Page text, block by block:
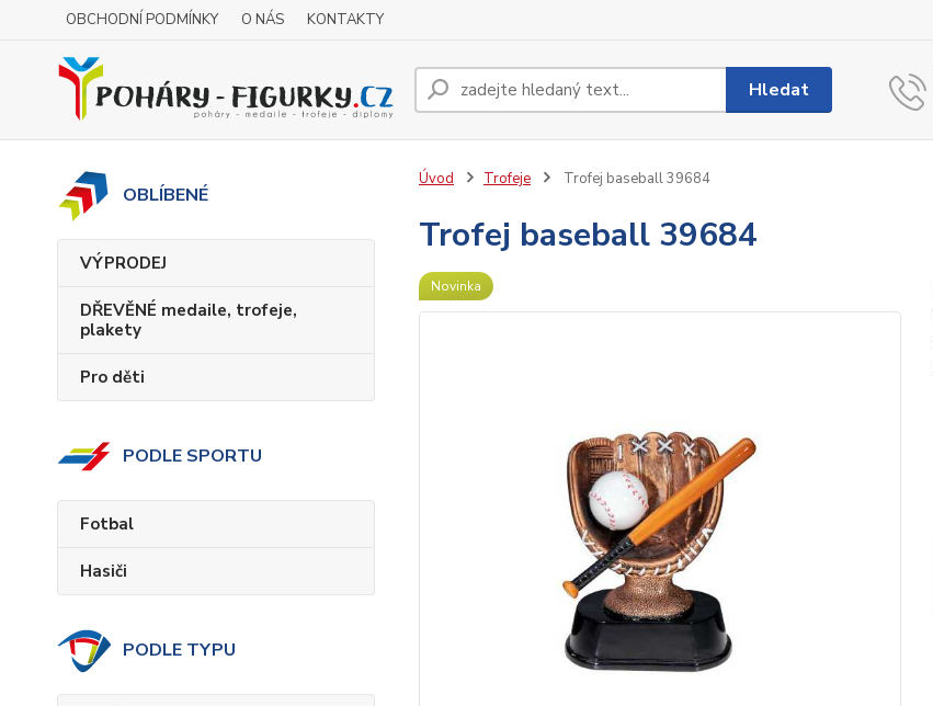
OBCHODNÍ PODMÍNKY O NÁS KONTAKTY
Hledat
OBLÍBENÉ
VÝPRODEJ
DŘEVĚNÉ medaile, trofeje,
plakety
Pro děti
PODLE SPORTU
Fotbal
Hasiči
PODLE TYPU
Úvod Trofeje Trofej baseball 39684
Trofej baseball 39684
Novinka